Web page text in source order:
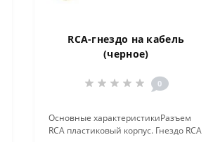
RCA-гнездо на кабель
(черное)
0
Основные характеристикиРазъем
RCA пластиковый корпус. Гнездо RCA